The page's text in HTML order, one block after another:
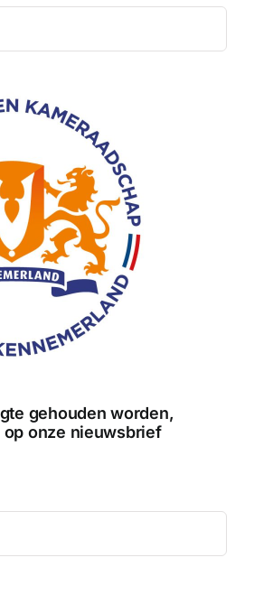
gehouden worden,
op onze nieuwsbrief